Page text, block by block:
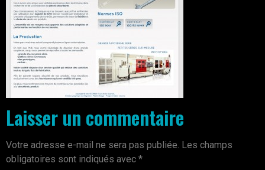
Laisser un commentaire
Votre adresse e-mail ne sera pas publiée. Les champs
obligatoires sont indiqués avec *